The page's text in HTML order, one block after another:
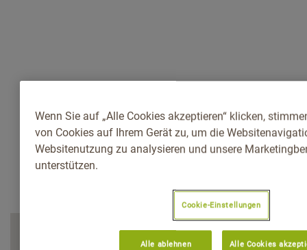
Wenn Sie auf „Alle Cookies akzeptieren“ klicken,
von Cookies auf Ihrem Gerät zu, um die
Websitenutzung zu analysieren und unsere
unterstützen.
Cookie-Einstellungen
Alle ablehnen Alle Cookies